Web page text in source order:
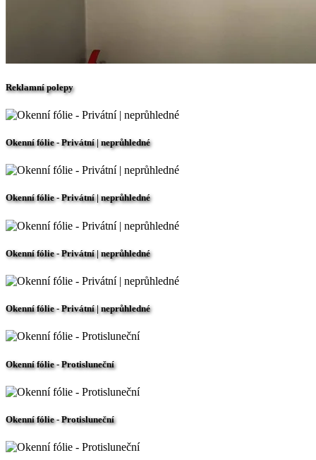
Reklamní polepy
Okenní fólie - Privátní | neprůhledné
Okenní fólie - Privátní | neprůhledné
Okenní fólie - Privátní | neprůhledné
Okenní fólie - Privátní | neprůhledné
Okenní fólie - Protisluneční
Okenní fólie - Protisluneční